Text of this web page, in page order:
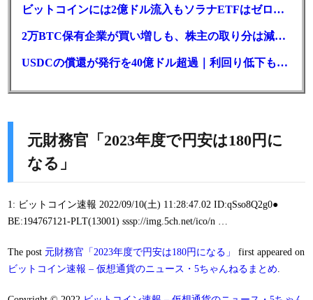
ビットコインには2億ドル流入もソラナETFはゼロ｜5営業日連続で停止
2万BTC保有企業が買い増しも、株主の取り分は減少｜目標と逆行
USDCの償還が発行を40億ドル超過｜利回り低下も収益は増加
元財務官「2023年度で円安は180円に
なる」
1: ビットコイン速報 2022/09/10(土) 11:28:47.02 ID:qSso8Q2g0●
BE:194767121-PLT(13001) sssp://img.5ch.net/ico/n …
The post 元財務官「2023年度で円安は180円になる」
first appeared on
ビットコイン速報 – 仮想通貨のニュース・5ちゃんねるまとめ.